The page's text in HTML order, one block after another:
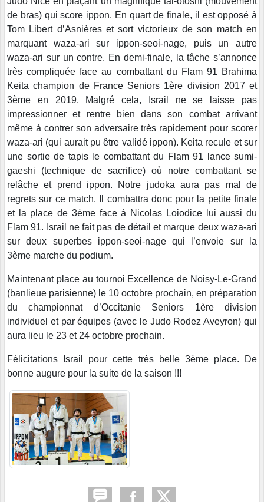
de bras) qui score ippon. En quart de finale, il est opposé à
Tom Libert d’Asnières et sort victorieux de son match en
marquant waza-ari sur ippon-seoi-nage, puis un autre
waza-ari sur un contre. En demi-finale, la tâche s’annonce
très compliquée face au combattant du Flam 91 Brahima
Keita champion de France Seniors 1ère division 2017 et
3ème en 2019. Malgré cela, Israil ne se laisse pas
impressionner et rentre bien dans son combat arrivant
même à contrer son adversaire très rapidement pour scorer
waza-ari (qui aurait pu être validé ippon). Keita recule et sur
une sortie de tapis le combattant du Flam 91 lance sumi-
gaeshi (technique de sacrifice) où notre combattant se
relâche et prend ippon. Notre judoka aura pas mal de
regrets sur ce match. Il combattra donc pour la petite finale
et la place de 3ème face à Nicolas Loiodice lui aussi du
Flam 91. Israil ne fait pas de détail et marque deux waza-ari
sur deux superbes ippon-seoi-nage qui l’envoie sur la
3ème marche du podium.
Maintenant place au tournoi Excellence de Noisy-Le-Grand
(banlieue parisienne) le 10 octobre prochain, en préparation
du championnat d’Occitanie Seniors 1ère division
individuel et par équipes (avec le Judo Rodez Aveyron) qui
aura lieu le 23 et 24 octobre prochain.
Félicitations Israil pour cette très belle 3ème place. De
bonne augure pour la suite de la saison !!!